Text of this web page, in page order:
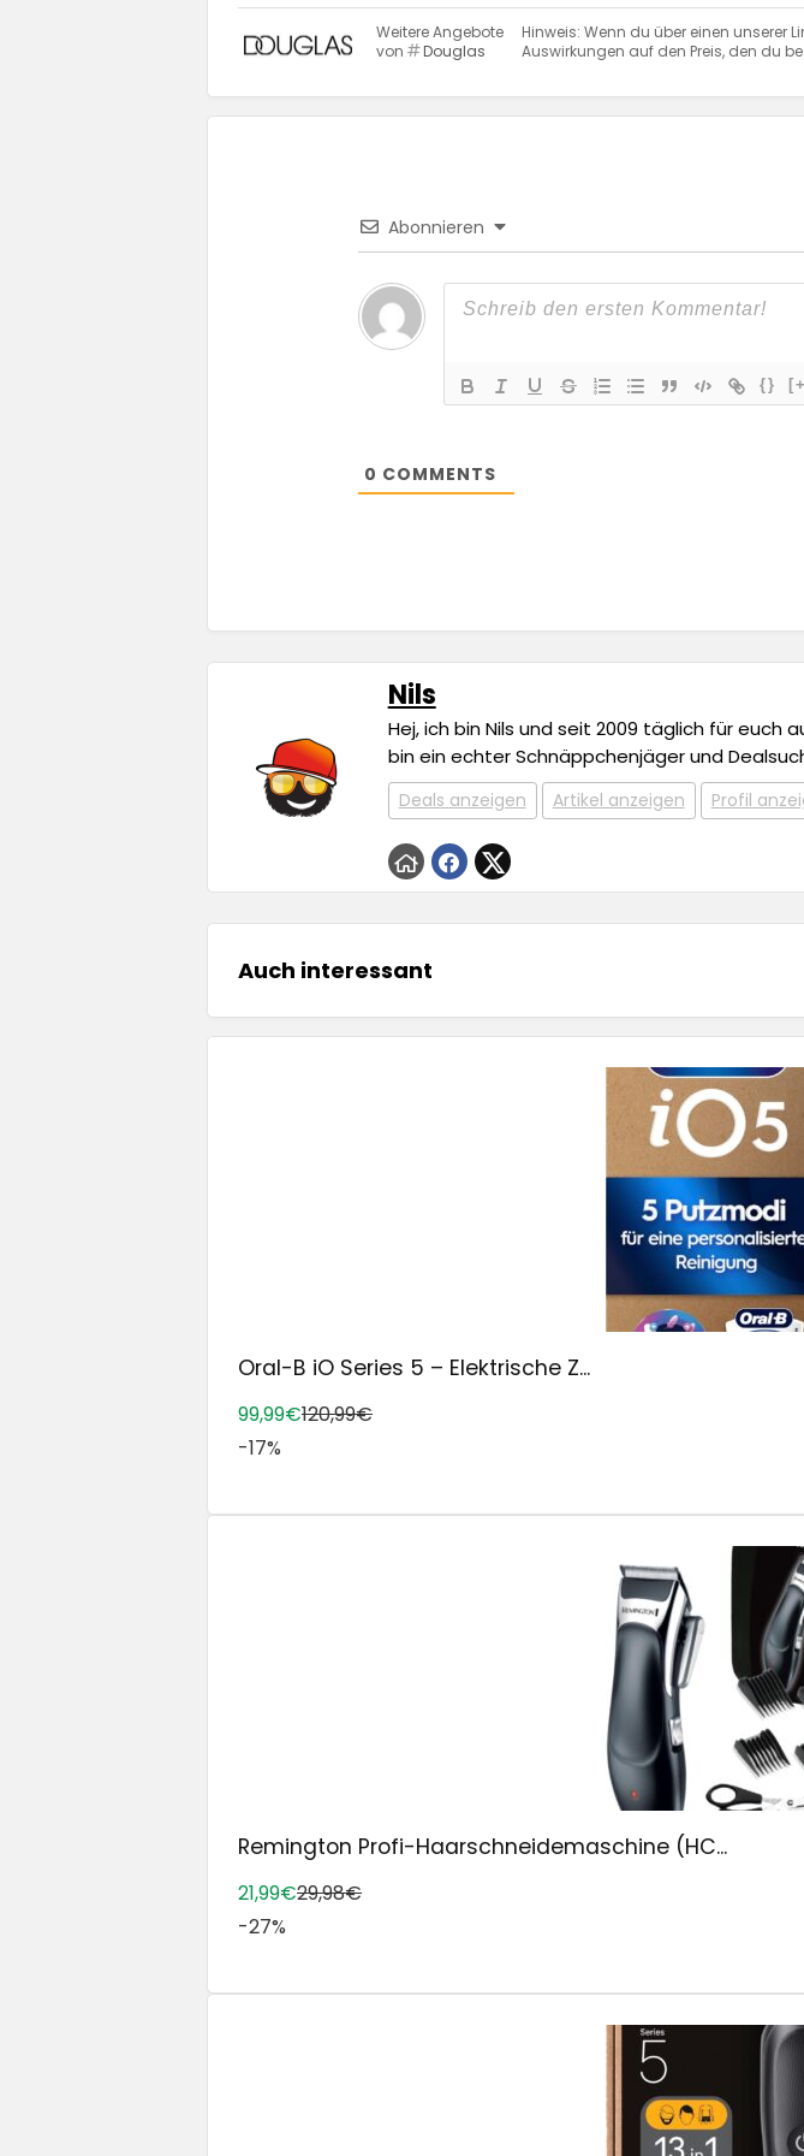
Weitere Angebote
von
Douglas
Hinweis: Wenn du über einen unserer
Auswirkungen auf den Preis, den du
Abonnieren
{}
0 COMMENTS
Nils
Hej, ich bin Nils und seit 2009 täglich für euch
bin ein echter Schnäppchenjäger und
Deals anzeigen Artikel anzeigen Profil
Auch interessant
Oral-B iO Series 5 – Elektrische Z...
99,99€120,99€
-17%
Remington Profi-Haarschneidemaschine (HC...
21,99€29,98€
-27%